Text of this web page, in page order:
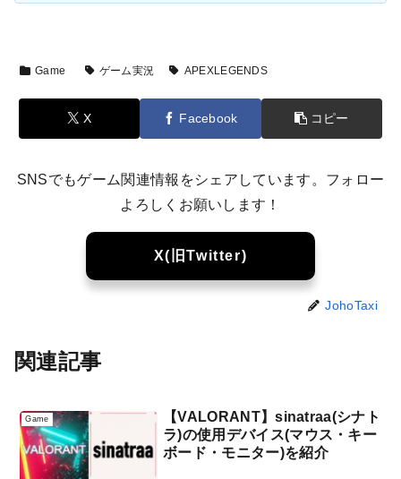
Game ゲーム実況 APEXLEGENDS
X Facebook コピー
SNSでもゲーム関連情報をシェアしています。フォロー
よろしくお願いします！
X(旧Twitter)
JohoTaxi
関連記事
Game
【VALORANT】sinatraa(シナト
ラ)の使用デバイス(マウス・キー
ボード・モニター)を紹介